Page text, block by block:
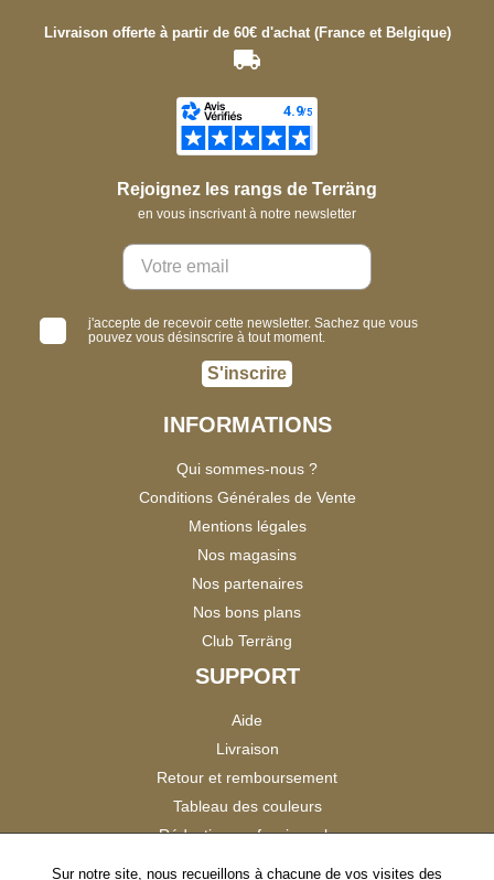
Livraison offerte à partir de 60€ d'achat (France et Belgique)
Rejoignez les rangs de Terräng
en vous inscrivant à notre newsletter
j'accepte de recevoir cette newsletter. Sachez que vous
pouvez vous désinscrire à tout moment.
S'inscrire
INFORMATIONS
Qui sommes-nous ?
Conditions Générales de Vente
Mentions légales
Nos magasins
Nos partenaires
Nos bons plans
Club Terräng
SUPPORT
Aide
Livraison
Retour et remboursement
Tableau des couleurs
Réduction professionnels
Sur notre site, nous recueillons à chacune de vos visites des